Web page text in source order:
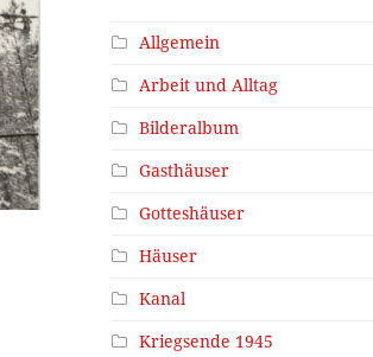
Allgemein
Arbeit und Alltag
Bilderalbum
Gasthäuser
Gotteshäuser
Häuser
Kanal
Kriegsende 1945